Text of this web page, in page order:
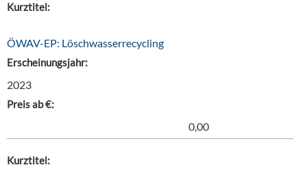
Kurztitel:
ÖWAV-EP: Löschwasserrecycling
Erscheinungsjahr:
2023
Preis ab €:
0,00
Kurztitel: